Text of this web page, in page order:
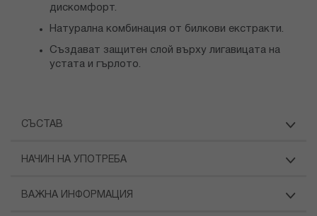
дискомфорт.
Натурална комбинация от билкови екстракти.
Създават защитен слой върху лигавицата на
устата и гърлото.
СЪСТАВ
НАЧИН НА УПОТРЕБА
ВАЖНА ИНФОРМАЦИЯ